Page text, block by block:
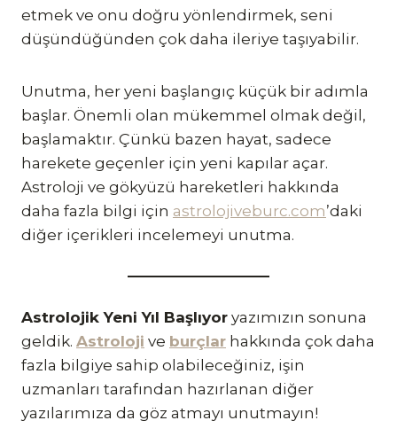
etmek ve onu doğru yönlendirmek, seni
düşündüğünden çok daha ileriye taşıyabilir.
Unutma, her yeni başlangıç küçük bir adımla
başlar. Önemli olan mükemmel olmak değil,
başlamaktır. Çünkü bazen hayat, sadece
harekete geçenler için yeni kapılar açar.
Astroloji ve gökyüzü hareketleri hakkında
daha fazla bilgi için astrolojiveburc.com’daki
diğer içerikleri incelemeyi unutma.
Astrolojik Yeni Yıl Başlıyor yazımızın sonuna
geldik. Astroloji ve burçlar hakkında çok daha
fazla bilgiye sahip olabileceğiniz, işin
uzmanları tarafından hazırlanan diğer
yazılarımıza da göz atmayı unutmayın!